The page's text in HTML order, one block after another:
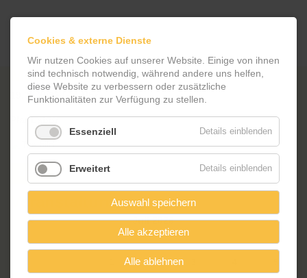
Meet & Move
19.05.2026 | 14 Uhr
PlanLabor
Zurück
Veranstaltungskalender
< Juli 2026 >
ttwoch Donnerstag
2
Cookies & externe Dienste
Wir nutzen Cookies auf unserer Website. Einige von ihnen
sind technisch notwendig, während andere uns helfen,
diese Website zu verbessern oder zusätzliche
Funktionalitäten zur Verfügung zu stellen.
Essenziell Details einblenden
Erweitert Details einblenden
Auswahl speichern
Alle akzeptieren
Alle ablehnen